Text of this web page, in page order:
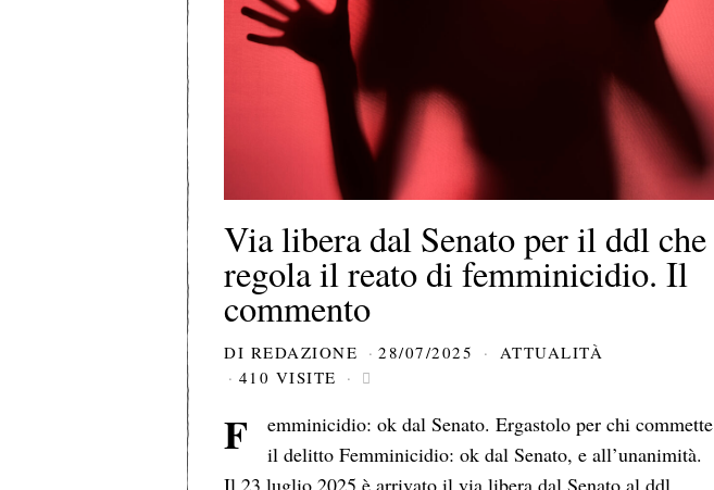
Via libera dal Senato per il ddl che
regola il reato di femminicidio. Il
commento
DI REDAZIONE 28/07/2025
ATTUALITÀ
410 VISITE
F
emminicidio: ok dal Senato. Ergastolo per chi commette
il delitto Femminicidio: ok dal Senato, e all’unanimità.